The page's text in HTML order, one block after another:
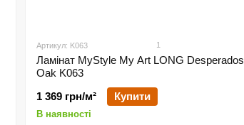
Артикул: K063 1
Ламінат MyStyle My Art LONG Desperados
Oak K063
1 369 грн/м²
Купити
В наявності